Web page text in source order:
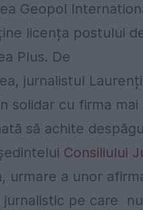
Geopol
licența postului
Plus. De
jurnalistul
solidar cu firma mai
să achite
Consiliului
urmare a unor
jurnalistic pe care